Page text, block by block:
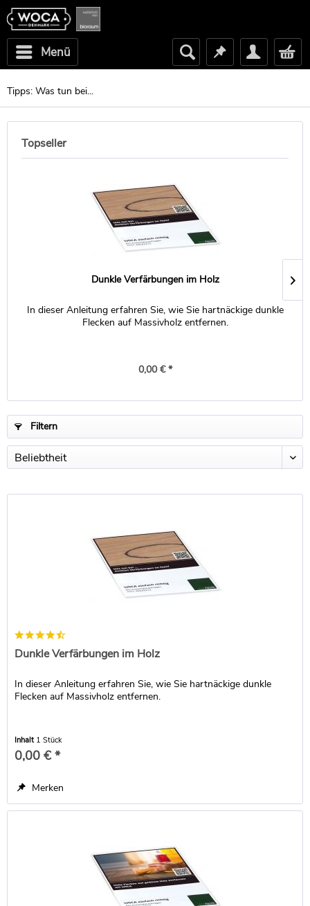
Menü
Tipps: Was tun bei...
Topseller
Dunkle Verfärbungen im Holz
In dieser Anleitung erfahren Sie, wie Sie hartnäckige dunkle
Flecken auf Massivholz entfernen.
0,00 € *
Filtern
Dunkle Verfärbungen im Holz
In dieser Anleitung erfahren Sie, wie Sie hartnäckige dunkle
Flecken auf Massivholz entfernen.
Inhalt 1 Stück
0,00 € *
Merken